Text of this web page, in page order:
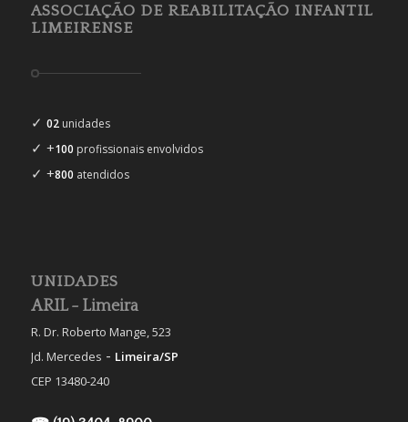
ASSOCIAÇÃO DE REABILITAÇÃO INFANTIL
LIMEIRENSE
✓ 02unidades
✓ +100 profissionais envolvidos
✓ +800 atendidos
UNIDADES
ARIL - Limeira
R. Dr. Roberto Mange, 523
Jd. Mercedes - Limeira/SP
CEP 13480-240